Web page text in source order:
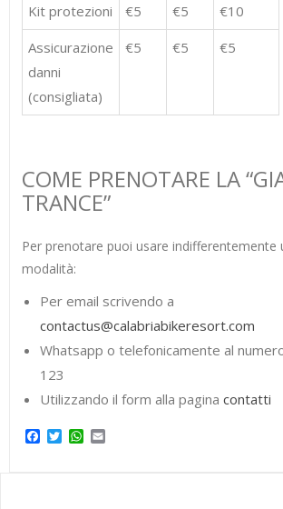
Kit protezioni €5 €5
€10
Assicurazione
danni
(consigliata)
€5 €5 €5
COME PRENOTARE LA
TRANCE”
Per prenotare puoi usare indifferentemente
modalità:
Per email scrivendo a
contactus@calabriabikeresort.com
Whatsapp o telefonicamente al
123
Utilizzando il form alla pagina contatti
Facebook
TwitterWhatsApp
Email